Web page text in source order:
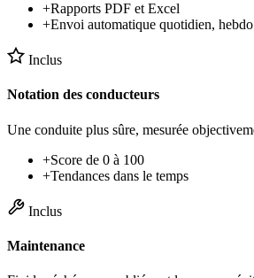
+Rapports PDF et Excel
+Envoi automatique quotidien,
Inclus
Notation des conducteurs
Une conduite plus sûre, mesurée
+Score de 0 à 100
+Tendances dans le temps
Inclus
Maintenance